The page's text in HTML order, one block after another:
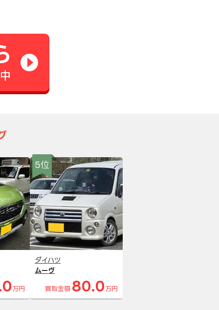
万円
5位
ダイハツ
ムーヴ
買取金額 80.0 万円